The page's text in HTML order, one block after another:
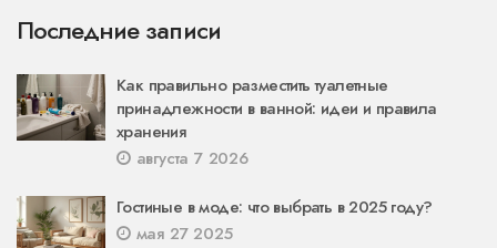
Последние записи
Как правильно разместить туалетные
принадлежности в ванной: идеи и правила
хранения
августа 7 2026
Гостиные в моде: что выбрать в 2025 году?
мая 27 2025